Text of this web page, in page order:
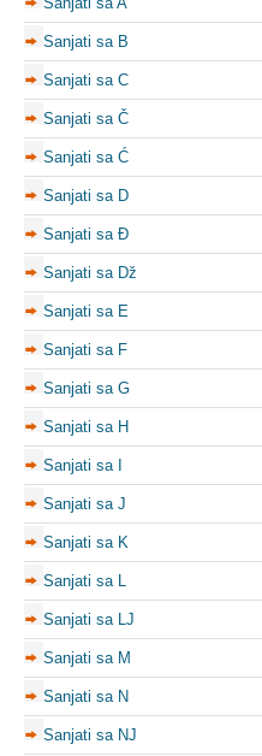
Sanjati sa B
Sanjati sa C
Sanjati sa Č
Sanjati sa Ć
Sanjati sa D
Sanjati sa Đ
Sanjati sa Dž
Sanjati sa E
Sanjati sa F
Sanjati sa G
Sanjati sa H
Sanjati sa I
Sanjati sa J
Sanjati sa K
Sanjati sa L
Sanjati sa LJ
Sanjati sa M
Sanjati sa N
Sanjati sa NJ